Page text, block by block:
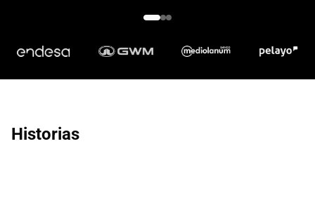
Historias